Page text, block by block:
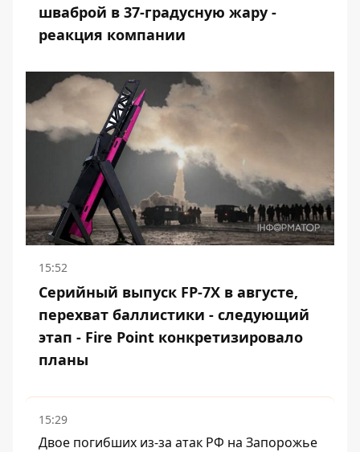
шваброй в 37-градусную жару -
реакция компании
15:52
Серийный выпуск FP-7X в августе,
перехват баллистики - следующий
этап - Fire Point конкретизировало
планы
15:29
Двое погибших из-за атак РФ на Запорожье